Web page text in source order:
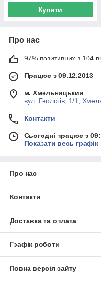
Купити
Про нас
97% позитивних з 104
Працює з 09.12.2013
м. Хмельницький
вул. Геологів, 1/1,
Контакти
Сьогодні працює з
Показати весь графік
Про нас
Контакти
Доставка та оплата
Графік роботи
Повна версія сайту